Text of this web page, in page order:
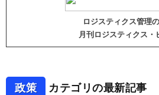
ロジスティクス管理
月刊ロジスティクス・
政策 カテゴリの最新記事